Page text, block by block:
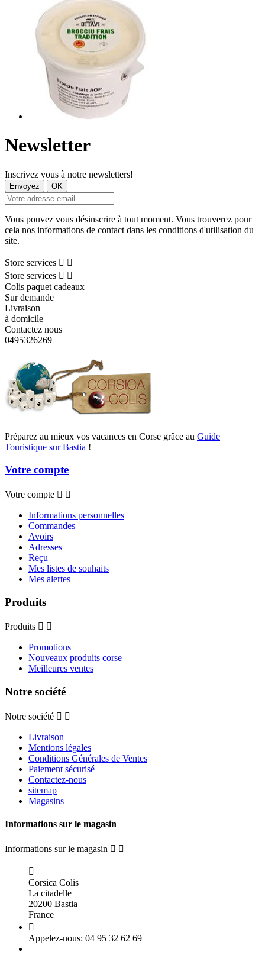
Newsletter
Inscrivez vous à notre newsletters!
Vous pouvez vous désinscrire à tout moment. Vous trouverez pour
cela nos informations de contact dans les conditions d'utilisation du
site.
Store services  
Store services  
Colis paquet cadeaux
Sur demande
Livraison
à domicile
Contactez nous
0495326269
Préparez au mieux vos vacances en Corse grâce au Guide
Touristique sur Bastia !
Votre compte
Votre compte  
Informations personnelles
Commandes
Avoirs
Adresses
Reçu
Mes listes de souhaits
Mes alertes
Produits
Produits  
Promotions
Nouveaux produits corse
Meilleures ventes
Notre société
Notre société  
Livraison
Mentions légales
Conditions Générales de Ventes
Paiement sécurisé
Contactez-nous
sitemap
Magasins
Informations sur le magasin
Informations sur le magasin  

Corsica Colis
La citadelle
20200 Bastia
France

Appelez-nous: 04 95 32 62 69